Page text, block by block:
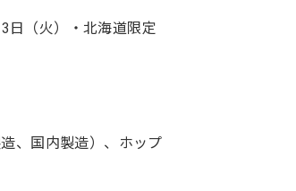
日（火）・北海道限定
、国内製造）、ホップ